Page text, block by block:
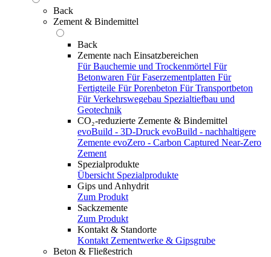
Back
Zement & Bindemittel
Back
Zemente nach Einsatzbereichen
Für Bauchemie und Trockenmörtel Für
Betonwaren Für Faserzementplatten Für
Fertigteile Für Porenbeton Für Transportbeton
Für Verkehrswegebau Spezialtiefbau und
Geotechnik
CO₂-reduzierte Zemente & Bindemittel
evoBuild - 3D-Druck evoBuild - nachhaltigere
Zemente evoZero - Carbon Captured Near-Zero
Zement
Spezialprodukte
Übersicht Spezialprodukte
Gips und Anhydrit
Zum Produkt
Sackzemente
Zum Produkt
Kontakt & Standorte
Kontakt Zementwerke & Gipsgrube
Beton & Fließestrich